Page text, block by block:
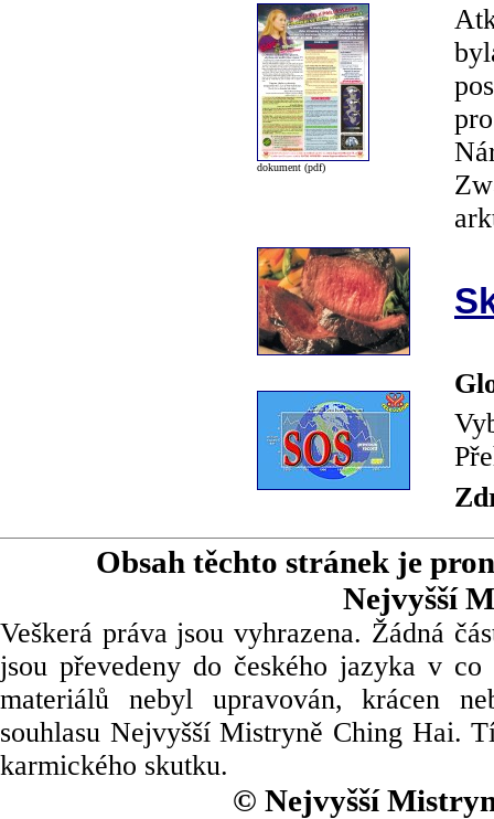
dokument (pdf)
Obsah těchto stránek je
Nejvyšší
Veškerá práva jsou vyhrazena. Žádná
jsou převedeny do českého jazyka v
materiálů nebyl upravován, krácen
souhlasu Nejvyšší Mistryně Ching Hai.
karmického skutku.
© Nejvyšší